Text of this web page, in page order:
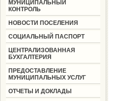
МУНИЦИПАЛЬНЫЙ
КОНТРОЛЬ
НОВОСТИ ПОСЕЛЕНИЯ
СОЦИАЛЬНЫЙ ПАСПОРТ
ЦЕНТРАЛИЗОВАННАЯ
БУХГАЛТЕРИЯ
ПРЕДОСТАВЛЕНИЕ
МУНИЦИПАЛЬНЫХ УСЛУГ
ОТЧЕТЫ И ДОКЛАДЫ